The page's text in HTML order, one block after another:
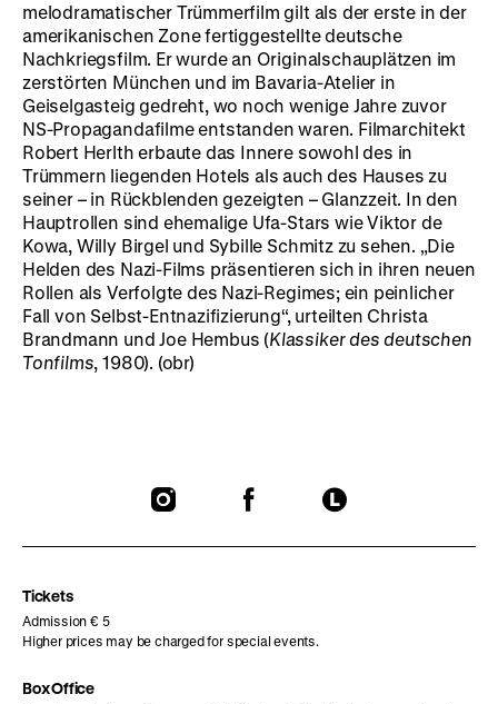
melodramatischer Trümmerfilm gilt als der erste in der
amerikanischen Zone fertiggestellte deutsche
Nachkriegsfilm. Er wurde an Originalschauplätzen im
zerstörten München und im Bavaria-Atelier in
Geiselgasteig gedreht, wo noch wenige Jahre zuvor
NS-Propagandafilme entstanden waren. Filmarchitekt
Robert Herlth erbaute das Innere sowohl des in
Trümmern liegenden Hotels als auch des Hauses zu
seiner – in Rückblenden gezeigten – Glanzzeit. In den
Hauptrollen sind ehemalige Ufa-Stars wie Viktor de
Kowa, Willy Birgel und Sybille Schmitz zu sehen. „Die
Helden des Nazi-Films präsentieren sich in ihren neuen
Rollen als Verfolgte des Nazi-Regimes; ein peinlicher
Fall von Selbst-Entnazifizierung“, urteilten Christa
Brandmann und Joe Hembus (Klassiker des deutschen
Tonfilms, 1980). (obr)
To
To
To
Tickets
Admission € 5
Higher prices may be charged for special events.
Box Office